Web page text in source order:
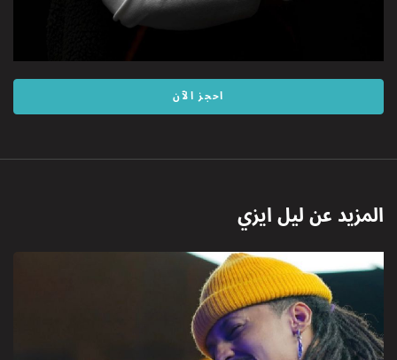
احجز الآن
المزيد عنليل ايزي